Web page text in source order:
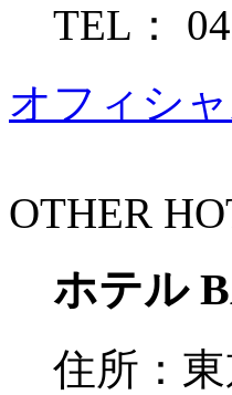
TEL：
オフィシ
OTHER
ホテル
住所：